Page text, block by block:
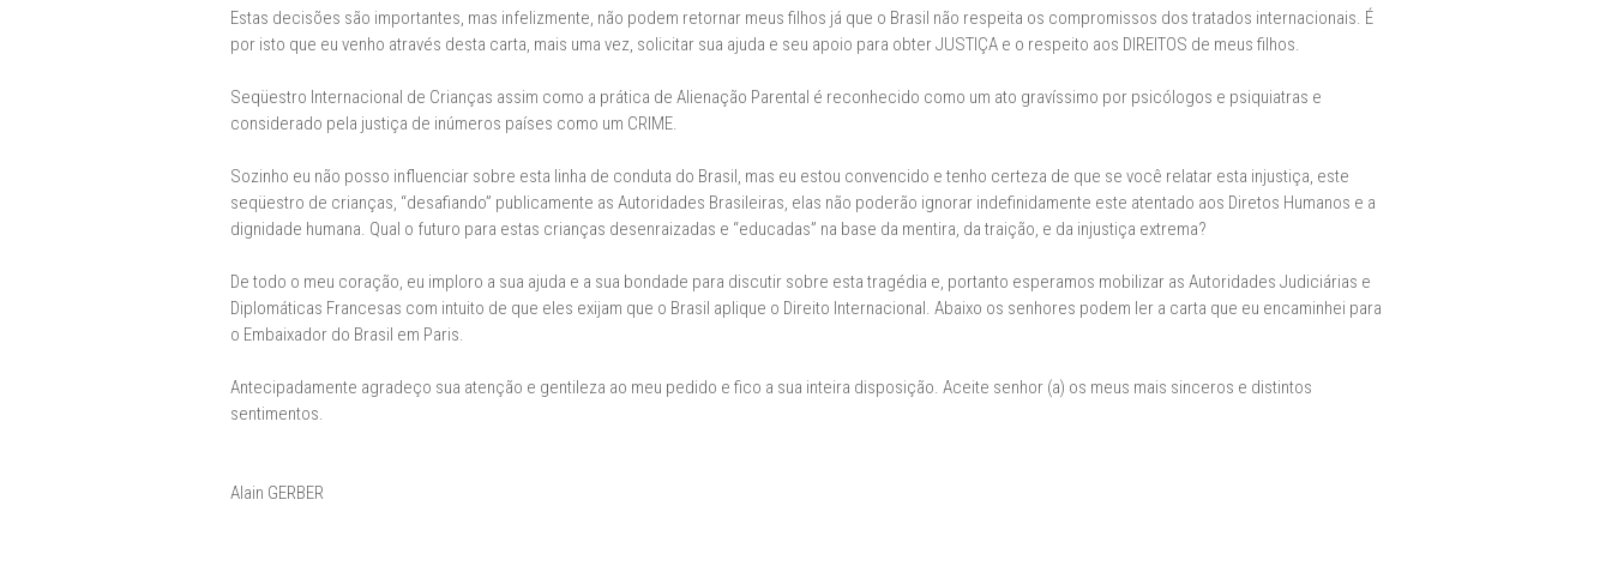
Estas decisões são importantes, mas infelizmente, não podem retornar meus filhos já que o Brasil não respeita os compromissos dos tratados internacionais. É
por isto que eu venho através desta carta, mais uma vez, solicitar sua ajuda e seu apoio para obter JUSTIÇA e o respeito aos DIREITOS de meus filhos.
Seqüestro Internacional de Crianças assim como a prática de Alienação Parental é reconhecido como um ato gravíssimo por psicólogos e psiquiatras e
considerado pela justiça de inúmeros países como um CRIME.
Sozinho eu não posso influenciar sobre esta linha de conduta do Brasil, mas eu estou convencido e tenho certeza de que se você relatar esta injustiça, este
seqüestro de crianças, “desafiando” publicamente as Autoridades Brasileiras, elas não poderão ignorar indefinidamente este atentado aos Diretos Humanos e a
dignidade humana. Qual o futuro para estas crianças desenraizadas e “educadas” na base da mentira, da traição, e da injustiça extrema?
De todo o meu coração, eu imploro a sua ajuda e a sua bondade para discutir sobre esta tragédia e, portanto esperamos mobilizar as Autoridades Judiciárias e
Diplomáticas Francesas com intuito de que eles exijam que o Brasil aplique o Direito Internacional. Abaixo os senhores podem ler a carta que eu encaminhei para
o Embaixador do Brasil em Paris.
Antecipadamente agradeço sua atenção e gentileza ao meu pedido e fico a sua inteira disposição. Aceite senhor (a) os meus mais sinceros e distintos
sentimentos.
Alain GERBER